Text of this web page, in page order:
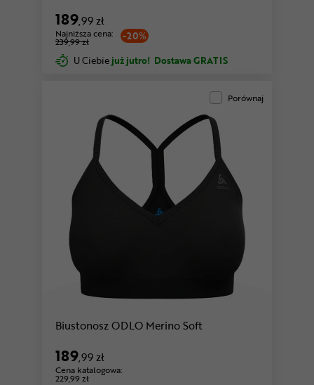
189,99 zł
-20%
Najniższa cena:
239,99 zł
U Ciebie już jutro! Dostawa GRATIS
Porównaj
Biustonosz ODLO Merino Soft
189,99 zł
Cena katalogowa:
229,99 zł